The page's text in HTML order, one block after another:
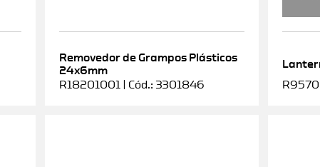
Removedor de Grampos Plásticos
24x6mm
R18201001 | Cód.: 3301846